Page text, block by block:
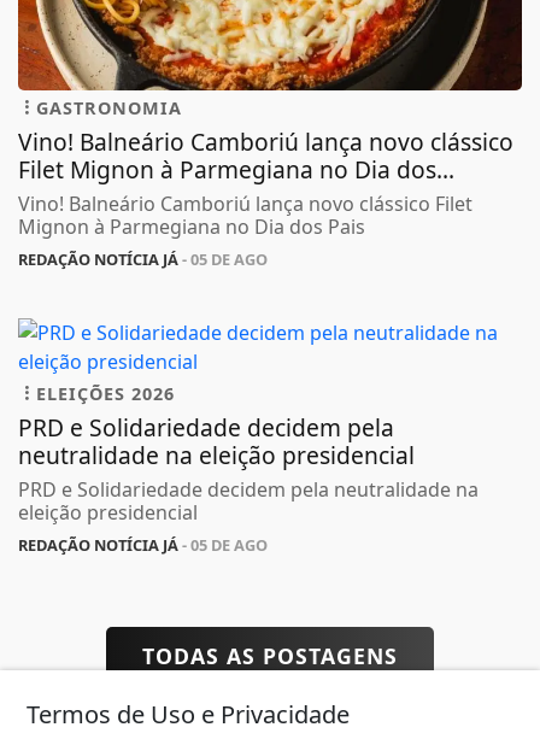
GASTRONOMIA
Vino! Balneário Camboriú lança novo clássico
Filet Mignon à Parmegiana no Dia dos...
Vino! Balneário Camboriú lança novo clássico Filet
Mignon à Parmegiana no Dia dos Pais
REDAÇÃO NOTÍCIA JÁ- 05 DE AGO
ELEIÇÕES 2026
PRD e Solidariedade decidem pela
neutralidade na eleição presidencial
PRD e Solidariedade decidem pela neutralidade na
eleição presidencial
REDAÇÃO NOTÍCIA JÁ- 05 DE AGO
TODAS AS POSTAGENS
Termos de Uso e Privacidade